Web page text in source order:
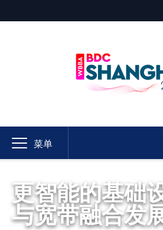
菜单
更智能的基础
与宽带融合发